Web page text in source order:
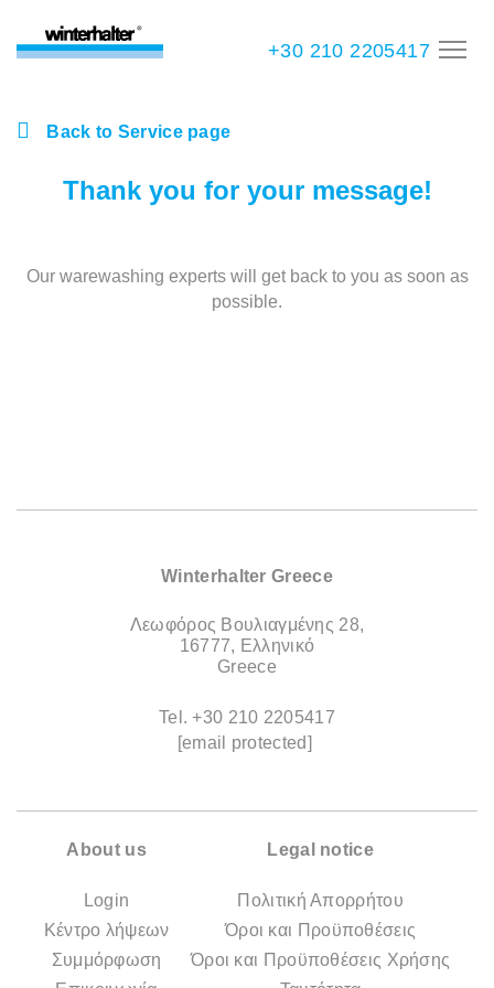
+30 210 2205417
Back to Service page
Thank you for your message!
Our warewashing experts will get back to you as soon as
possible.
Winterhalter Greece
Λεωφόρος Βουλιαγμένης 28,
16777, Ελληνικό
Greece
Tel.+30 210 2205417
[email protected]
About us
Login
Κέντρο λήψεων
Συμμόρφωση
Legal notice
Πολιτική Απορρήτου
Όροι και Προϋποθέσεις
Όροι και Προϋποθέσεις Χρήσης